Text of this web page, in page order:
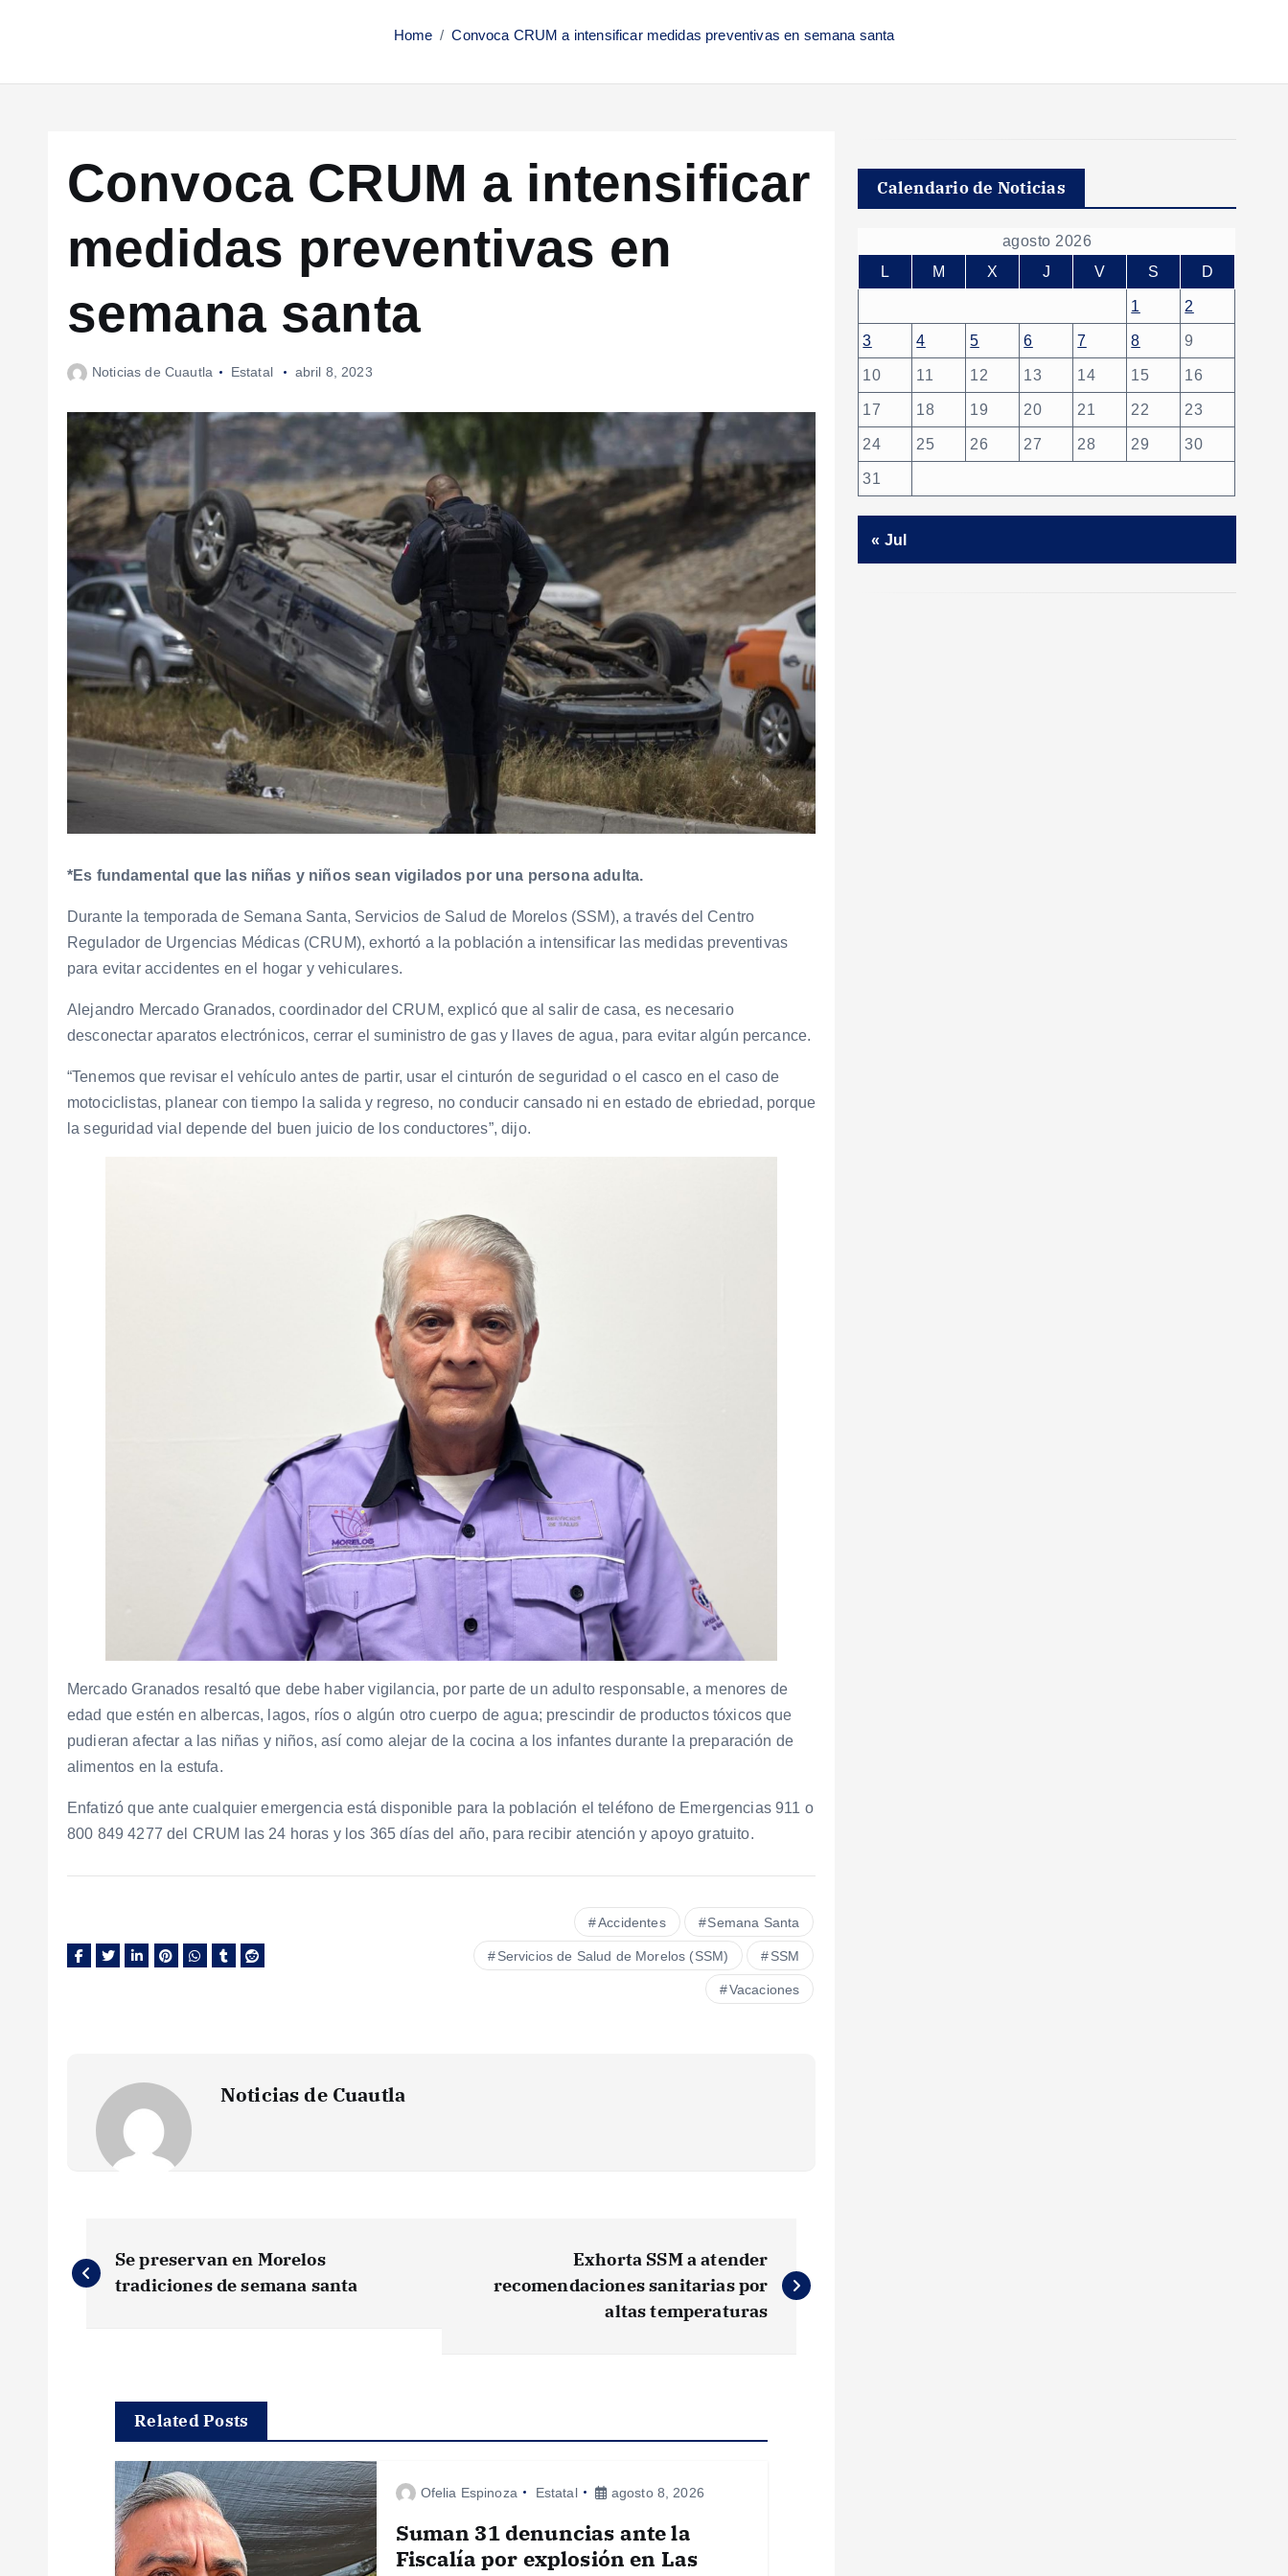
Home Convoca CRUM a intensificar medidas preventivas en semana santa
Convoca CRUM a intensificar
medidas preventivas en
semana santa
Noticias de Cuautla Estatal abril 8, 2023
*Es fundamental que las niñas y niños sean vigilados por una persona adulta.
Durante la temporada de Semana Santa, Servicios de Salud de Morelos (SSM), a través del Centro
Regulador de Urgencias Médicas (CRUM), exhortó a la población a intensificar las medidas preventivas
para evitar accidentes en el hogar y vehiculares.
Alejandro Mercado Granados, coordinador del CRUM, explicó que al salir de casa, es necesario
desconectar aparatos electrónicos, cerrar el suministro de gas y llaves de agua, para evitar algún percance.
“Tenemos que revisar el vehículo antes de partir, usar el cinturón de seguridad o el casco en el caso de
motociclistas, planear con tiempo la salida y regreso, no conducir cansado ni en estado de ebriedad, porque
la seguridad vial depende del buen juicio de los conductores”, dijo.
Mercado Granados resaltó que debe haber vigilancia, por parte de un adulto responsable, a menores de
edad que estén en albercas, lagos, ríos o algún otro cuerpo de agua; prescindir de productos tóxicos que
pudieran afectar a las niñas y niños, así como alejar de la cocina a los infantes durante la preparación de
alimentos en la estufa.
Enfatizó que ante cualquier emergencia está disponible para la población el teléfono de Emergencias 911 o
800 849 4277 del CRUM las 24 horas y los 365 días del año, para recibir atención y apoyo gratuito.
Accidentes Semana Santa
Servicios de Salud de Morelos (SSM) SSM
Vacaciones
Noticias de Cuautla
a
Se preservan en Morelos
tradiciones de semana santa
Exhorta SSM a atender
recomendaciones sanitarias por
altas temperaturas
Related Posts
Ofelia Espinoza Estatal agosto 8, 2026
Suman 31 denuncias ante la
Fiscalía por explosión en Las
Calendario de Noticias
agosto 2026
L
M X J V S D
1 2
3 4 5 6 7 8 9
10 11 12 13 14 15 16
17 18 19 20 21 22 23
24 25 26 27 28 29 30
31
« Jul